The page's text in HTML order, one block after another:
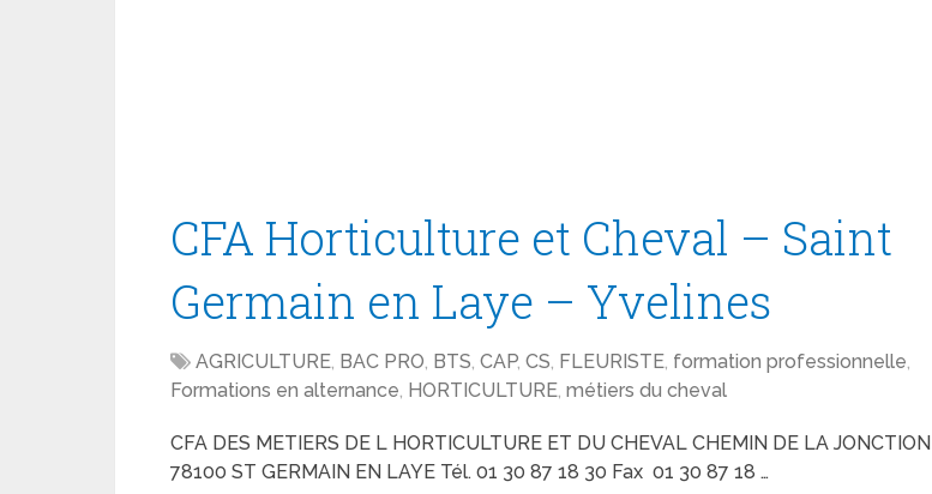
CFA Horticulture et Cheval – Saint
Germain en Laye – Yvelines
AGRICULTURE, BAC PRO, BTS, CAP, CS, FLEURISTE, formation professionnelle,
Formations en alternance, HORTICULTURE, métiers du cheval
CFA DES METIERS DE L HORTICULTURE ET DU CHEVAL CHEMIN DE LA JONCTION
78100 ST GERMAIN EN LAYE Tél. 01 30 87 18 30 Fax 01 30 87 18 …